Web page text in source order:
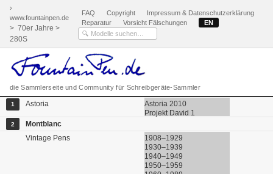
›
www.fountainpen.de
> 70er Jahre >
280S
FAQ Copyright
Impressum & Datenschutzerklärung
Reparatur
Vorsicht Fälschungen EN
die Sammlerseite und Community für Schreibgeräte-Sammler
1 Astoria
Astoria 2010
Projekt David 1
2
Montblanc
Vintage Pens
1908–1929
1930–1939
1940–1949
1950–1959